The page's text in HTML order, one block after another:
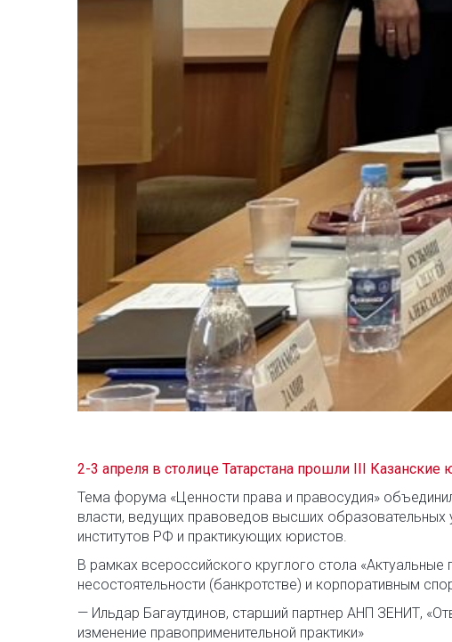
2-3 апреля в столице Татарстана прошли III Казанские
Тема форума «Ценности права и правосудия»
власти, ведущих правоведов высших образовательных
институтов РФ и практикующих юристов.
В рамках всероссийского круглого стола
несостоятельности (банкротстве) и корпоративным
— Ильдар Багаутдинов, старший партнер АНП ЗЕНИТ,
изменение правоприменительной практики»